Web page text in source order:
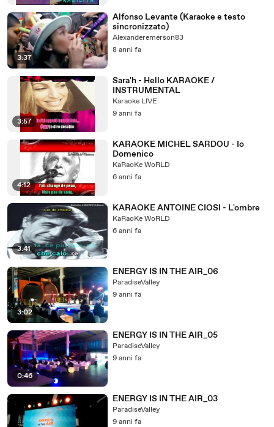
3:37
Alfonso Levante (Karaoke e testo
sincronizzato)
Alexanderemerson83
8 anni fa
3:57
Sara'h - Hello KARAOKE /
INSTRUMENTAL
Karaoke LIVE
9 anni fa
4:12
KARAOKE MICHEL SARDOU - Io
Domenico
KaRaoKe WoRLD
6 anni fa
3:41
KARAOKE ANTOINE CIOSI - L'ombre
KaRaoKe WoRLD
6 anni fa
3:02
ENERGY IS IN THE AIR_06
ParadiseValley
9 anni fa
0:46
ENERGY IS IN THE AIR_05
ParadiseValley
9 anni fa
ENERGY IS IN THE AIR_03
ParadiseValley
9 anni fa